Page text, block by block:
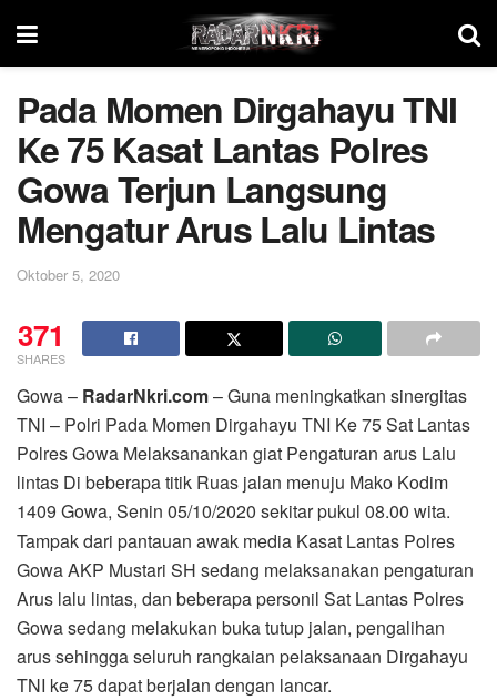
Pada Momen Dirgahayu TNI
Ke 75 Kasat Lantas Polres
Gowa Terjun Langsung
Mengatur Arus Lalu Lintas
Oktober 5, 2020
371
SHARES
Gowa – RadarNkri.com– Guna meningkatkan sinergitas
TNI – Polri Pada Momen Dirgahayu TNI Ke 75 Sat Lantas
Polres Gowa Melaksanankan giat Pengaturan arus Lalu
lintas Di beberapa titik Ruas jalan menuju Mako Kodim
1409 Gowa, Senin 05/10/2020 sekitar pukul 08.00 wita.
Tampak dari pantauan awak media Kasat Lantas Polres
Gowa AKP Mustari SH sedang melaksanakan pengaturan
Arus lalu lintas, dan beberapa personil Sat Lantas Polres
Gowa sedang melakukan buka tutup jalan, pengalihan
arus sehingga seluruh rangkaian pelaksanaan Dirgahayu
TNI ke 75 dapat berjalan dengan lancar.